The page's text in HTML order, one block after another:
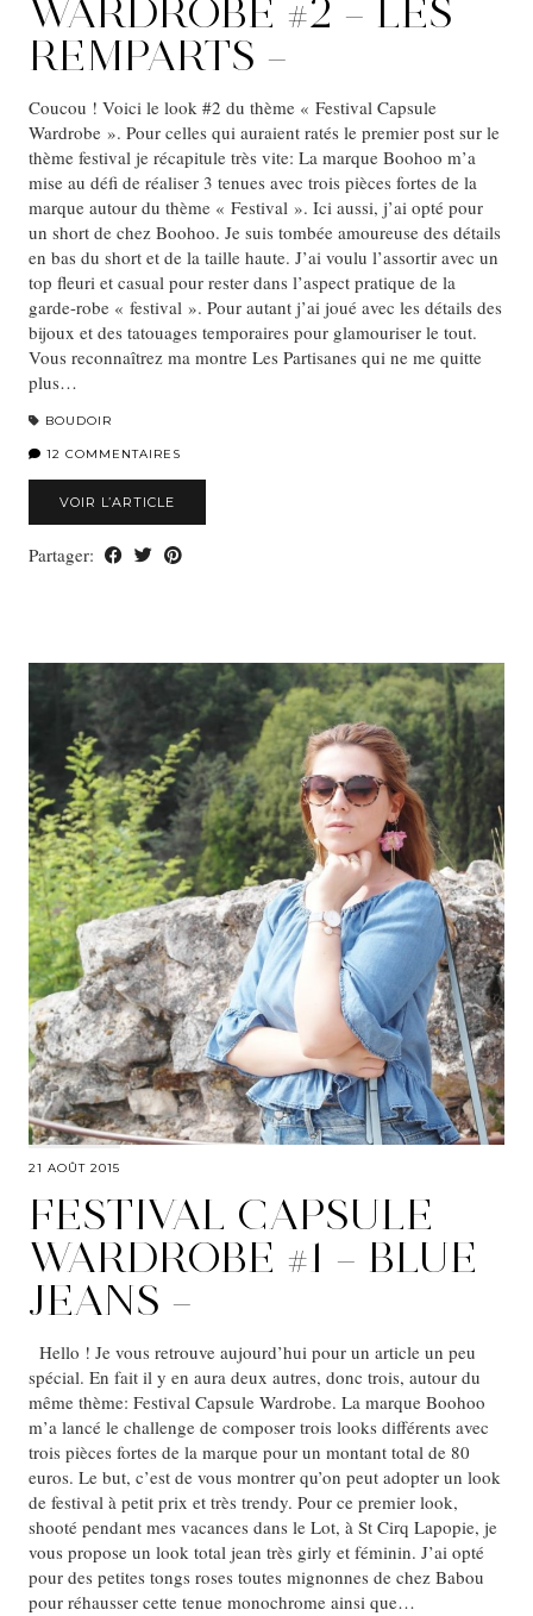
WARDROBE #2 – LES
REMPARTS –
Coucou ! Voici le look #2 du thème « Festival Capsule
Wardrobe ». Pour celles qui auraient ratés le premier post sur le
thème festival je récapitule très vite: La marque Boohoo m’a
mise au défi de réaliser 3 tenues avec trois pièces fortes de la
marque autour du thème « Festival ». Ici aussi, j’ai opté pour
un short de chez Boohoo. Je suis tombée amoureuse des détails
en bas du short et de la taille haute. J’ai voulu l’assortir avec un
top fleuri et casual pour rester dans l’aspect pratique de la
garde-robe « festival ». Pour autant j’ai joué avec les détails des
bijoux et des tatouages temporaires pour glamouriser le tout.
Vous reconnaîtrez ma montre Les Partisanes qui ne me quitte
plus…
BOUDOIR
12 COMMENTAIRES
VOIR L’ARTICLE
Partager:
21 AOÛT 2015
FESTIVAL CAPSULE
WARDROBE #1 – BLUE
JEANS –
Hello ! Je vous retrouve aujourd’hui pour un article un peu
spécial. En fait il y en aura deux autres, donc trois, autour du
même thème: Festival Capsule Wardrobe. La marque Boohoo
m’a lancé le challenge de composer trois looks différents avec
trois pièces fortes de la marque pour un montant total de 80
euros. Le but, c’est de vous montrer qu’on peut adopter un look
de festival à petit prix et très trendy. Pour ce premier look,
shooté pendant mes vacances dans le Lot, à St Cirq Lapopie, je
vous propose un look total jean très girly et féminin. J’ai opté
pour des petites tongs roses toutes mignonnes de chez Babou
pour réhausser cette tenue monochrome ainsi que…